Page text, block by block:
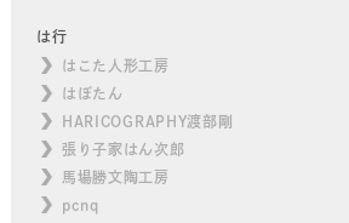
は行
はこた人形工房
はぼたん
HARICOGRAPHY渡部剛
張り子家はん次郎
馬場勝文陶工房
pcnq